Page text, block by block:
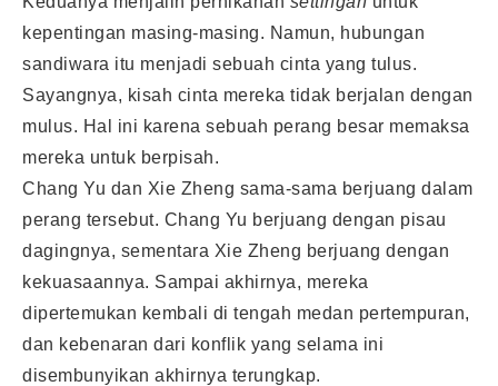
kepentingan masing-masing. Namun, hubungan
sandiwara itu menjadi sebuah cinta yang tulus.
Sayangnya, kisah cinta mereka tidak berjalan dengan
mulus. Hal ini karena sebuah perang besar memaksa
mereka untuk berpisah.
Chang Yu dan Xie Zheng sama-sama berjuang dalam
perang tersebut. Chang Yu berjuang dengan pisau
dagingnya, sementara Xie Zheng berjuang dengan
kekuasaannya. Sampai akhirnya, mereka
dipertemukan kembali di tengah medan pertempuran,
dan kebenaran dari konflik yang selama ini
disembunyikan akhirnya terungkap.